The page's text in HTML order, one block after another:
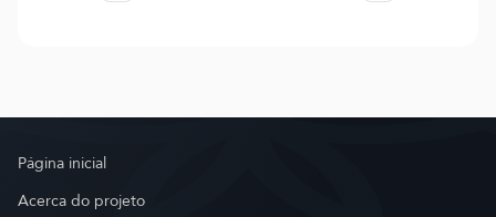
Página inicial
Acerca do projeto